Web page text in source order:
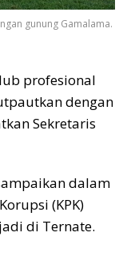
gunung Gamalama.
profesional
dengan
Sekretaris
dalam
(KPK)
di Ternate.